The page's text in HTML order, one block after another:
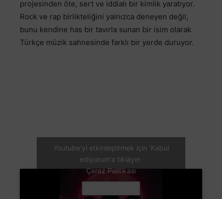
projesinden öte, sert ve iddialı bir kimlik yaratıyor.
Rock ve rap birlikteliğini yalnızca deneyen değil,
bunu kendine has bir tavırla sunan bir isim olarak
Türkçe müzik sahnesinde farklı bir yerde duruyor.
Youtube'yi etkinleştirmek için 'Kabul
ediyorum'a tıklayın
Çerez Politikası